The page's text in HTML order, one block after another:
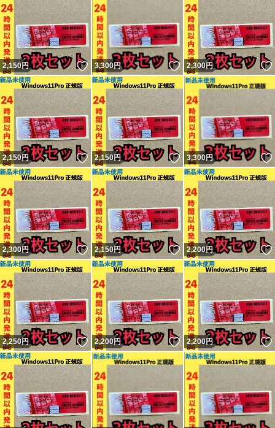
2,150円 いいね！
3,300円 いいね！
2,300円
2,150円 いいね！
2,150円 いいね！
3,300円
2,300円 いいね！
2,150円 いいね！
2,200円
2,250円 いいね！
2,200円 いいね！
2,200円